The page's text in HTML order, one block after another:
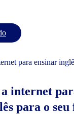
internet
para o